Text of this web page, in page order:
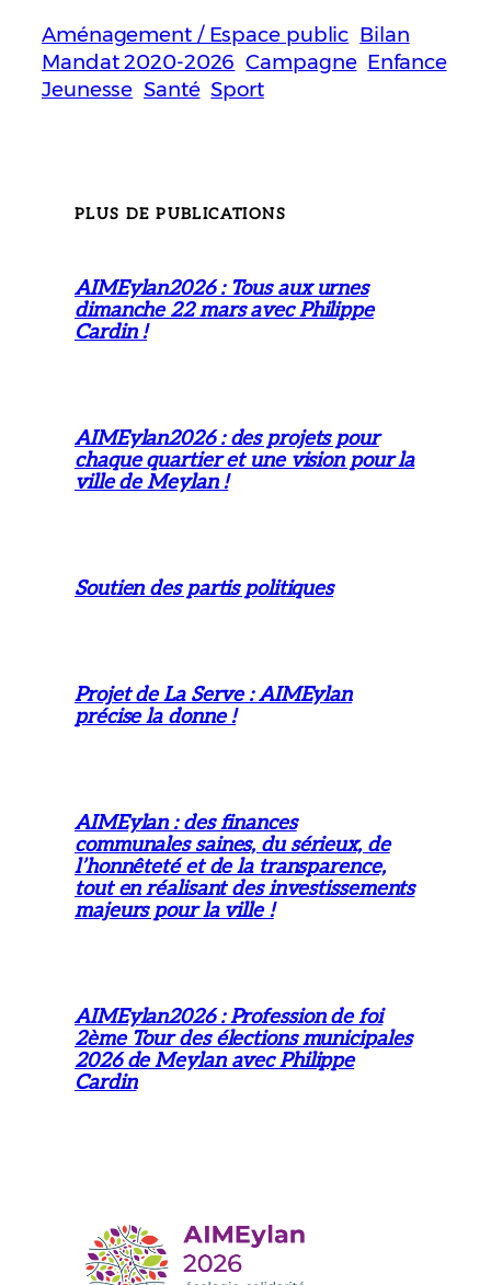
Aménagement / Espace public Bilan
Mandat 2020-2026 Campagne Enfance
Jeunesse Santé Sport
PLUS DE PUBLICATIONS
AIMEylan2026 : Tous aux urnes
dimanche 22 mars avec Philippe
Cardin !
AIMEylan2026 : des projets pour
chaque quartier et une vision pour la
ville de Meylan !
Soutien des partis politiques
Projet de La Serve : AIMEylan
précise la donne !
AIMEylan : des finances
communales saines, du sérieux, de
l’honnêteté et de la transparence,
tout en réalisant des investissements
majeurs pour la ville !
AIMEylan2026 : Profession de foi
2ème Tour des élections municipales
2026 de Meylan avec Philippe
Cardin